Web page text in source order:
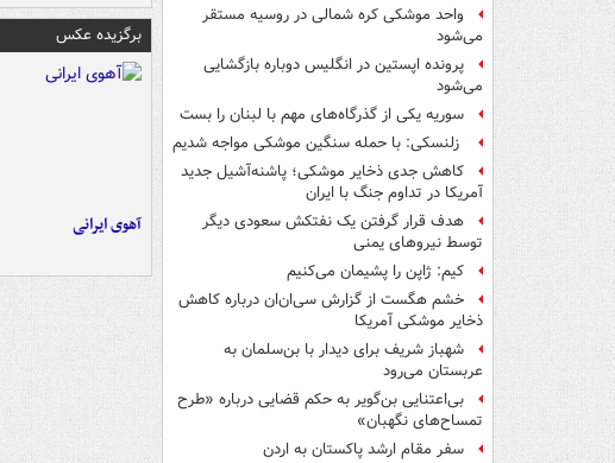
واحد موشکی کره شمالی در روسیه مستقر
می‌شود
پرونده اپستین در انگلیس دوباره بازگشایی
می‌شود
سوریه یکی از گذرگاه‌های مهم با لبنان را بست
زلنسکی: با حمله سنگین موشکی مواجه شدیم
کاهش جدی ذخایر موشکی؛ پاشنه‌آشیل جدید
آمریکا در تداوم جنگ با ایران
هدف قرار گرفتن یک نفتکش سعودی دیگر
توسط نیروهای یمنی
کیم: ژاپن را پشیمان می‌کنیم
خشم هگست از گزارش سی‌ان‌ان درباره کاهش
ذخایر موشکی آمریکا
شهباز شریف برای دیدار با بن‌سلمان به
عربستان می‌رود
بی‌اعتنایی بن‌گویر به حکم قضایی درباره «طرح
تمساح‌های نگهبان»
سفر مقام ارشد پاکستان به اردن
برگزیده عکس
آهوی ایرانی